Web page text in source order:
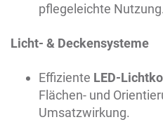
pflegeleichte Nutzung.
Licht- & Deckensysteme
Effiziente LED-
Flächen- und
Umsatzwirkung.